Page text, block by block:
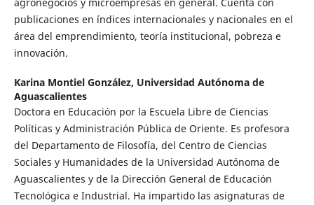
publicaciones en índices internacionales y nacionales en el
área del emprendimiento, teoría institucional, pobreza e
innovación.
Karina Montiel González, Universidad Autónoma de
Aguascalientes
Doctora en Educación por la Escuela Libre de Ciencias
Políticas y Administración Pública de Oriente. Es profesora
del Departamento de Filosofía, del Centro de Ciencias
Sociales y Humanidades de la Universidad Autónoma de
Aguascalientes y de la Dirección General de Educación
Tecnológica e Industrial. Ha impartido las asignaturas de